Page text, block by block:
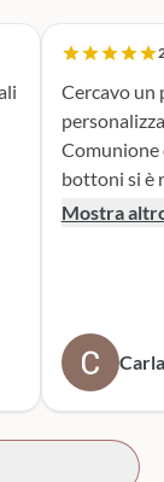
Cercavo
Comunione di
bottoni si è
supporto
prossime
bottoni!
Mostra